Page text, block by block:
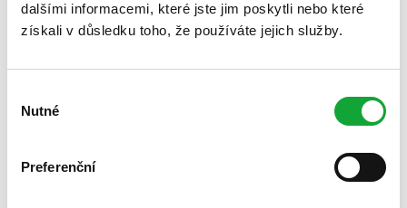
dalšími informacemi, které jste jim poskytli nebo které
získali v důsledku toho, že používáte jejich služby.
souhlasu
Nutné
Preferenční